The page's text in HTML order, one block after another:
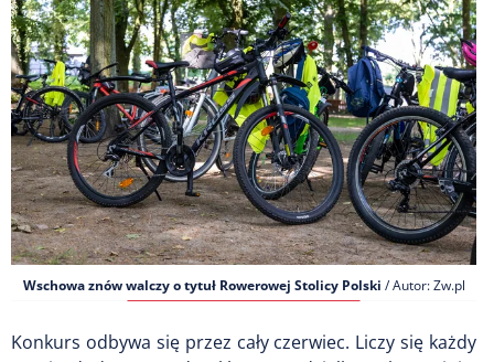
Wschowa znów walczy o tytuł Rowerowej Stolicy Polski / Autor: Zw.pl
Konkurs odbywa się przez cały czerwiec. Liczy się każdy